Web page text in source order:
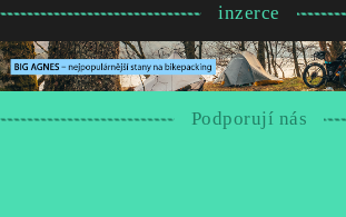
inzerce
Podporují nás